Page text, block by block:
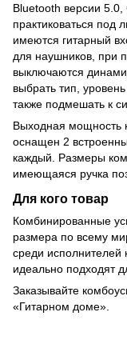
Bluetooth версии 5.0,
практиковаться под
имеются гитарный
для наушников, при
выключаются
выбрать тип,
также подмешать к
Выходная мощность
оснащен 2
каждый. Размеры
имеющаяся ручка
Для кого товар
Комбинированные
размера по всему
среди исполнителей
идеально подходят
Заказывайте
«Гитарном доме».